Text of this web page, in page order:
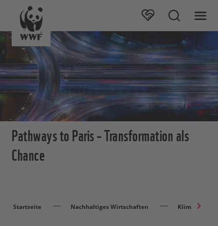
Pathways to Paris – Transformation als
Chance
Startseite Nachhaltiges Wirtschaften Klima